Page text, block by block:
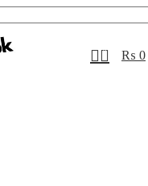
0 ₨ 0